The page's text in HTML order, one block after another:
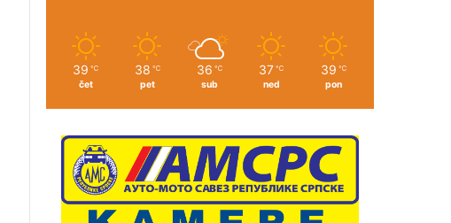
39 ℃
čet
38 ℃
pet
36 ℃
sub
37 ℃
ned
39 ℃
pon